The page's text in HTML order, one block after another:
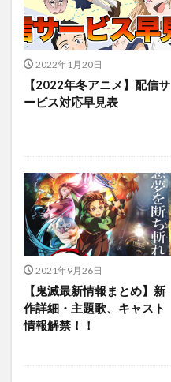
2022年1月20日
【2022年冬アニメ】配信サ
ービス対応早見表
2021年9月26日
【鬼滅最新情報まとめ】新
作詳細・主題歌、キャスト
情報解禁！！